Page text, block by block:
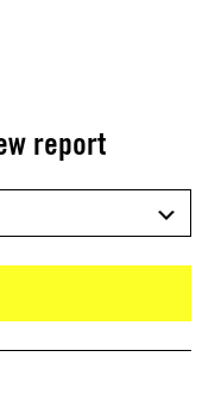
report